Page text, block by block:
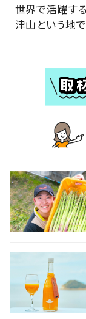
世界で活躍す
津山という地